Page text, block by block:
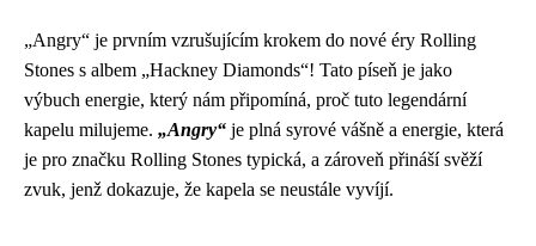
„Angry“ je prvním vzrušujícím krokem do nové éry Rolling
Stones s albem „Hackney Diamonds“! Tato píseň je jako
výbuch energie, který nám připomíná, proč tuto legendární
kapelu milujeme. „Angry“ je plná syrové vášně a energie, která
je pro značku Rolling Stones typická, a zároveň přináší svěží
zvuk, jenž dokazuje, že kapela se neustále vyvíjí.